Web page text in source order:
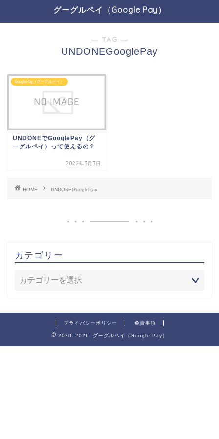
グーグルペイ（Google Pay）
― TAG ―
UNDONEGooglePay
GooglePay（グーグルペイ）
UNDONEでGooglePay（グ
ーグルペイ）って使えるの？
2022年3月3日
HOME UNDONEGooglePay
カテゴリー
プライバシーポリシー 免責事項
2020–2026 グーグルペイ（Google Pay）